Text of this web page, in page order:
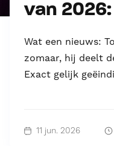
van
Wat een nieuws:
zomaar, hij deelt
Exact gelijk
11 jun. 2026